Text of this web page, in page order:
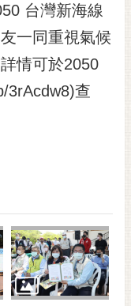
台灣新海線
一同重視氣候
情可於2050
3rAcdw8)查